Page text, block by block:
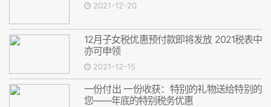
2021-12-20
12月子女税优惠预付款即将发放 2021税表中
亦可申领
2021-12-15
一份付出 一份收获：特别的礼物送给特别的
您——年底的特别税务优惠